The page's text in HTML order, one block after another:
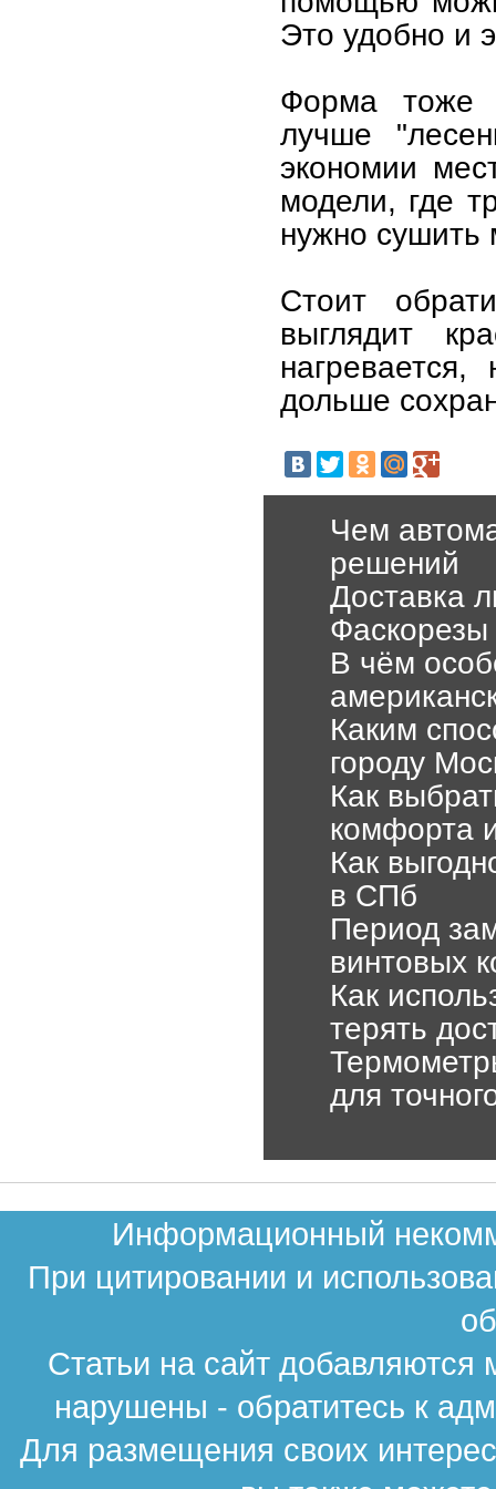
Это удобно и
Форма тоже
лучше
экономии
модели, где
нужно сушить
Стоит
выглядит
дольше
Чем
решений
Доставка
Фаскорезы
В чём
Каким
городу
Как
комфорта
Как
в СПб
Период
винтовых
Как
терять
для
Информационный
При цитировании и
Статьи на сайт
нарушены - обратитесь к
Для размещения своих